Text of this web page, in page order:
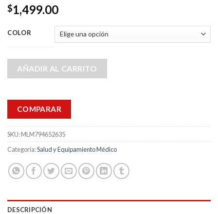
$1,499.00
COLOR
AÑADIR AL CARRITO
COMPARAR
SKU:MLM794652635
Categoría:Salud y Equipamiento Médico
DESCRIPCIÓN